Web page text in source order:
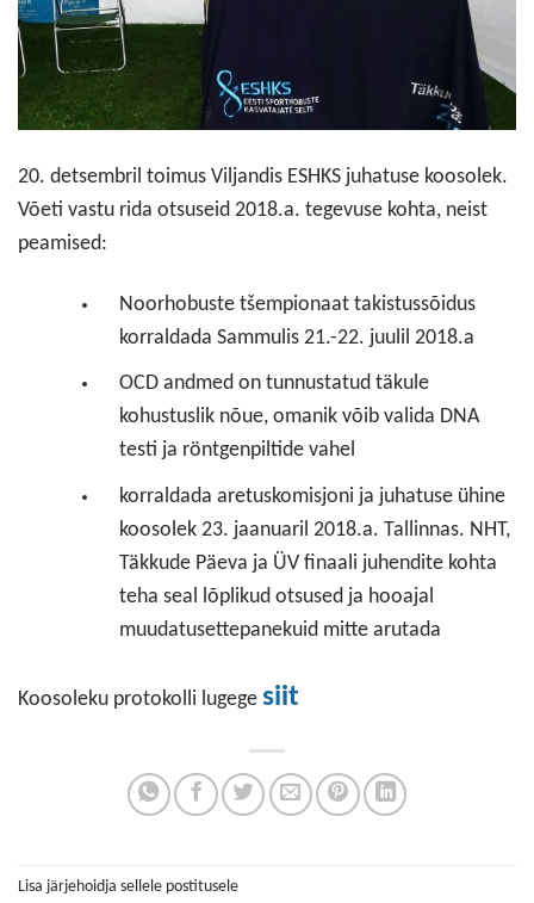
20. detsembril toimus Viljandis ESHKS juhatuse koosolek.
Võeti vastu rida otsuseid 2018.a. tegevuse kohta, neist
peamised:
Noorhobuste tšempionaat takistussõidus
korraldada Sammulis 21.-22. juulil 2018.a
OCD andmed on tunnustatud täkule
kohustuslik nõue, omanik võib valida DNA
testi ja röntgenpiltide vahel
korraldada aretuskomisjoni ja juhatuse ühine
koosolek 23. jaanuaril 2018.a. Tallinnas. NHT,
Täkkude Päeva ja ÜV finaali juhendite kohta
teha seal lõplikud otsused ja hooajal
muudatusettepanekuid mitte arutada
Koosoleku protokolli lugege siit
Lisa järjehoidja sellele postitusele